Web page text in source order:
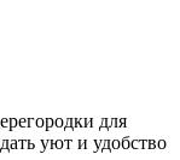
для
уют и удобство